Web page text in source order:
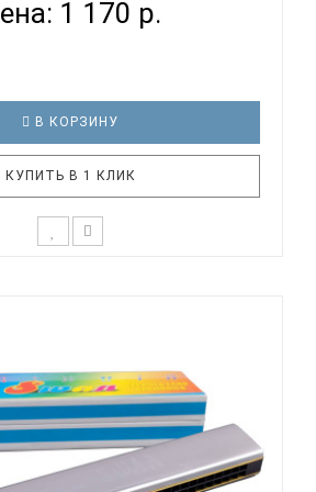
1 170 р.
В КОРЗИНУ
КУПИТЬ В 1 КЛИК
Язычки: медь Корпус: пластик
картонная коробка SWAN SW24-1
губная тремоло, ..